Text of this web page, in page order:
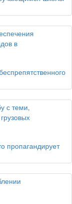
пропагандирует